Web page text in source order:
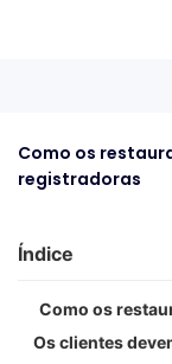
Como os
registradoras
Índice
Como os
Os clientes